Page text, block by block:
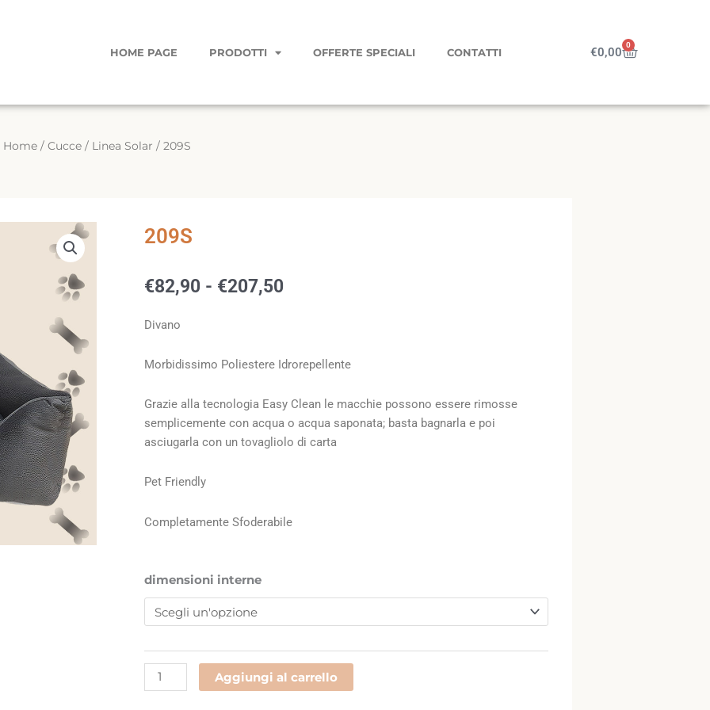
HOME PAGE PRODOTTI OFFERTE SPECIALI CONTATTI €0,00 0
Carrello
Home/ Cucce/ Linea Solar / 209S
209S
€82,90 - €207,50
€82,90
€207,50
Divano
Morbidissimo Poliestere Idrorepellente
Grazie alla tecnologia Easy Clean le macchie possono essere rimosse
semplicemente con acqua o acqua saponata; basta bagnarla e poi
asciugarla con un tovagliolo di carta
Pet Friendly
Completamente Sfoderabile
dimensioni interne
209S
quantità
Aggiungi al carrello